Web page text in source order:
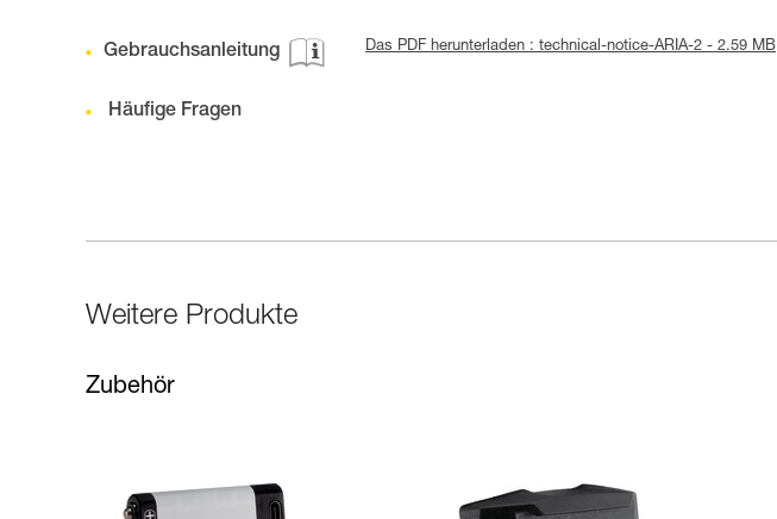
Gebrauchsanleitung Das PDF herunterladen : technical-notice-ARIA-2 - 2.59 MB
Häufige Fragen
Weitere Produkte
Zubehör